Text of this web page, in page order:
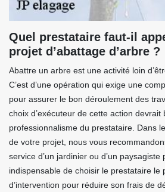
Quel prestataire faut-il
projet d’abattage d’arbre ?
Abattre un arbre est une activité loin
C’est d’une opération qui exige une
pour assurer le bon déroulement des
choix d’exécuteur de cette action devrait
professionnalisme du prestataire. Dans
de votre projet, nous vous
service d’un jardinier ou d’un
indispensable de choisir le prestataire le
d’intervention pour réduire son frais de